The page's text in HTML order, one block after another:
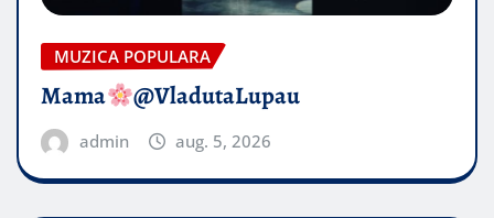
MUZICA POPULARA
Mama @VladutaLupau
admin aug. 5, 2026